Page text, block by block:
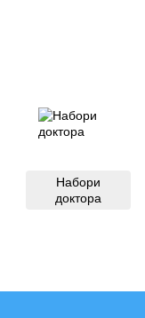
Набори
доктора